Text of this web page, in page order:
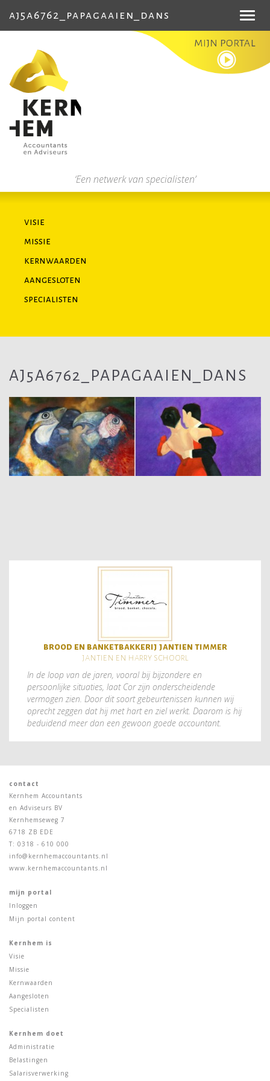
aj5a6762_papagaaien_dans
‘Een netwerk van specialisten’
visie
missie
kernwaarden
aangesloten
specialisten
AJ5A6762_PAPAGAAIEN_DANS
brood en banketbakkerij jantien timmer
jantien en harry schoorl
In de loop van de jaren, vooral bij bijzondere en
persoonlijke situaties, laat Cor zijn onderscheidende
vermogen zien. Door dit soort gebeurtenissen kunnen wij
oprecht zeggen dat hij met hart en ziel werkt. Daarom is hij
beduidend meer dan een gewoon goede accountant.
contact
Kernhem Accountants
en Adviseurs BV
Kernhemseweg 7
6718 ZB EDE
T: 0318 - 610 000
info@kernhemaccountants.nl
www.kernhemaccountants.nl
mijn portal
Inloggen
Mijn portal content
Kernhem is
Visie
Missie
Kernwaarden
Aangesloten
Specialisten
Kernhem doet
Administratie
Belastingen
Salarisverwerking